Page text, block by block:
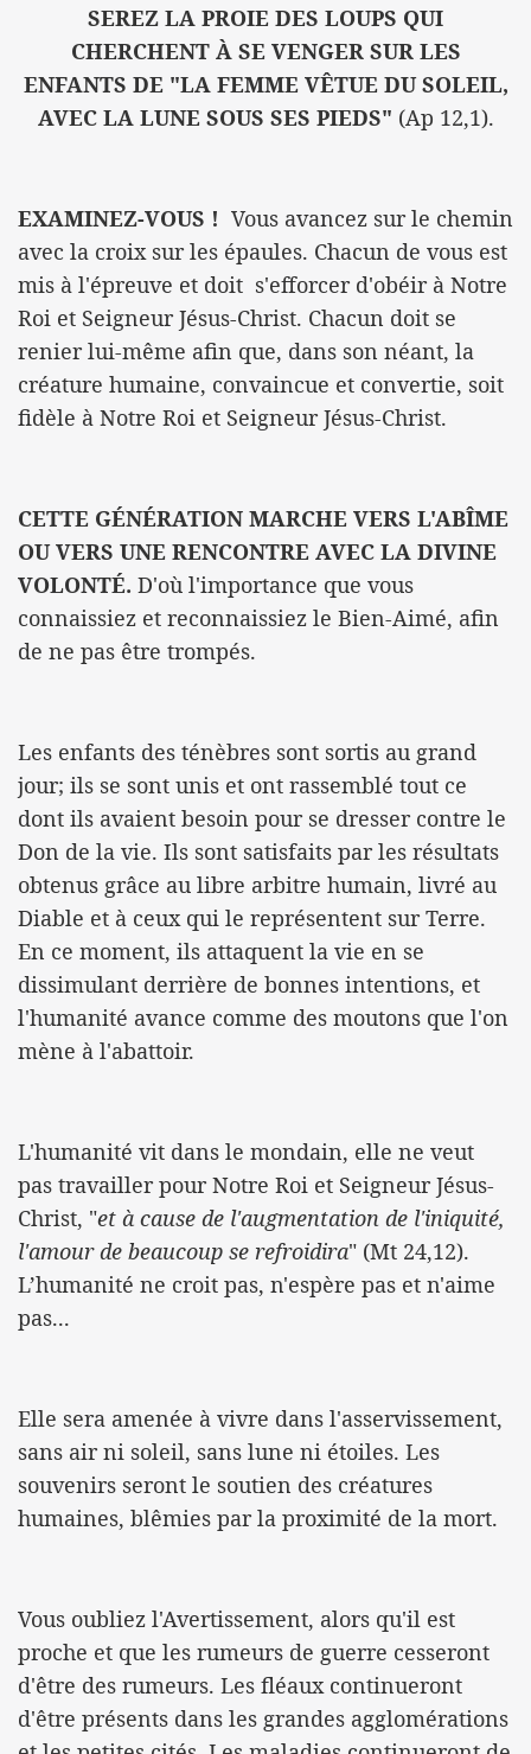
SEREZ LA PROIE DES LOUPS QUI
CHERCHENT À SE VENGER SUR LES
ENFANTS DE "LA FEMME VÊTUE DU SOLEIL,
AVEC LA LUNE SOUS SES PIEDS" (Ap 12,1).
EXAMINEZ-VOUS ! Vous avancez sur le chemin
avec la croix sur les épaules. Chacun de vous est
mis à l'épreuve et doit s'efforcer d'obéir à Notre
Roi et Seigneur Jésus-Christ. Chacun doit se
renier lui-même afin que, dans son néant, la
créature humaine, convaincue et convertie, soit
fidèle à Notre Roi et Seigneur Jésus-Christ.
CETTE GÉNÉRATION MARCHE VERS L'ABÎME
OU VERS UNE RENCONTRE AVEC LA DIVINE
VOLONTÉ. D'où l'importance que vous
connaissiez et reconnaissiez le Bien-Aimé, afin
de ne pas être trompés.
Les enfants des ténèbres sont sortis au grand
jour; ils se sont unis et ont rassemblé tout ce
dont ils avaient besoin pour se dresser contre le
Don de la vie. Ils sont satisfaits par les résultats
obtenus grâce au libre arbitre humain, livré au
Diable et à ceux qui le représentent sur Terre.
En ce moment, ils attaquent la vie en se
dissimulant derrière de bonnes intentions, et
l'humanité avance comme des moutons que l'on
mène à l'abattoir.
L'humanité vit dans le mondain, elle ne veut
pas travailler pour Notre Roi et Seigneur Jésus-
Christ, "et à cause de l'augmentation de l'iniquité,
l'amour de beaucoup se refroidira" (Mt 24,12).
L’humanité ne croit pas, n'espère pas et n'aime
pas...
Elle sera amenée à vivre dans l'asservissement,
sans air ni soleil, sans lune ni étoiles. Les
souvenirs seront le soutien des créatures
humaines, blêmies par la proximité de la mort.
Vous oubliez l'Avertissement, alors qu'il est
proche et que les rumeurs de guerre cesseront
d'être des rumeurs. Les fléaux continueront
d'être présents dans les grandes agglomérations